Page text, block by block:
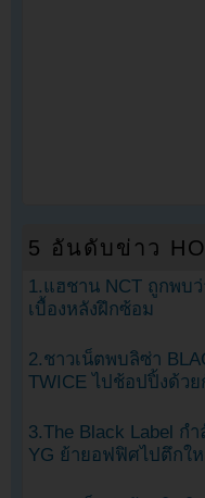
5 อันดับข่าว
1.แฮชาน NCT ถูกพบ
เบื้องหลังฝึกซ้อม
2.ชาวเน็ตพบลิซ่า
TWICE ไปช้อปปิ้งด้ว
3.The Black Label ก
YG ย้ายอฟฟิศไปตึกใ